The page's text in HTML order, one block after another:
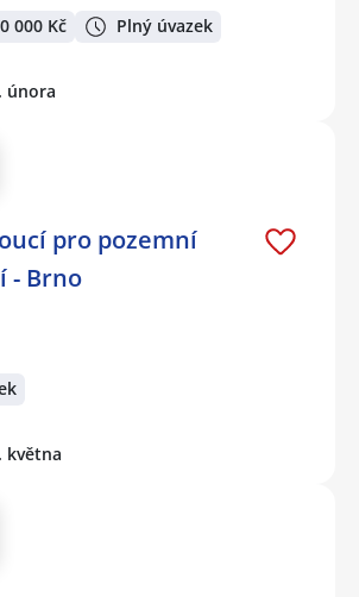
000 Kč Plný úvazek
února
pro pozemní
- Brno
května